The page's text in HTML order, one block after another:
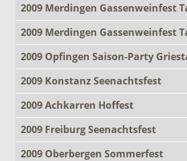
2009 Merdingen Gassenweinfest
2009 Merdingen Gassenweinfest
2009 Opfingen Saison-Party
2009 Konstanz Seenachtsfest
2009 Achkarren Hoffest
2009 Freiburg Seenachtsfest
2009 Oberbergen Sommerfest